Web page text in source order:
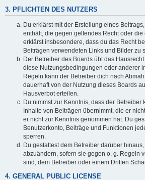
3. PFLICHTEN DES NUTZERS
Du erklärst mit der Erstellung eines
enthält, die gegen geltendes Recht oder die
erklärst insbesondere, dass du das Recht
Beiträgen verwendeten Links und Bilder zu
Der Betreiber des Boards übt das
diese Nutzungsbedingungen oder anderer
Regeln kann der Betreiber dich nach
dauerhaft von der Nutzung dieses Boards
Hausverbot erteilen.
Du nimmst zur Kenntnis, dass der Betreiber
Inhalte von Beiträgen übernimmt, die er
er nicht zur Kenntnis genommen hat. Du
Benutzerkonto, Beiträge und Funktionen
sperren.
Du gestattest dem Betreiber darüber
abzuändern, sofern sie gegen o. g. Regeln
sind, dem Betreiber oder einem Dritten
4. GENERAL PUBLIC LICENSE